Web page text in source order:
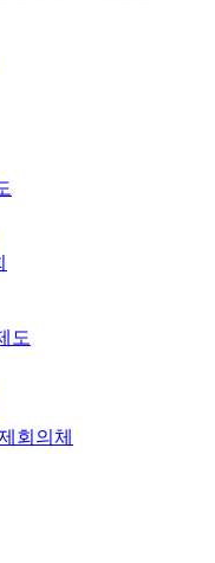
도
회의체